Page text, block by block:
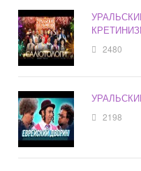
2480
2198